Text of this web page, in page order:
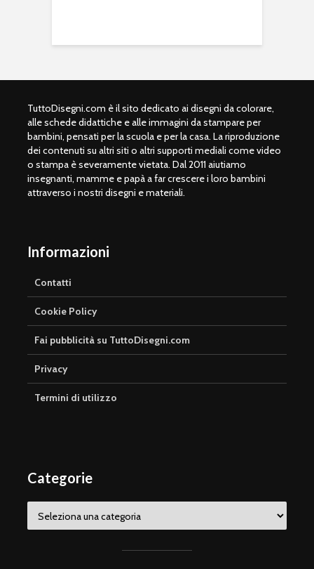
TuttoDisegni.com è il sito dedicato ai disegni da colorare,
alle schede didattiche e alle immagini da stampare per
bambini, pensati per la scuola e per la casa. La riproduzione
dei contenuti su altri siti o altri supporti mediali come video
o stampa è severamente vietata. Dal 2011 aiutiamo
insegnanti, mamme e papà a far crescere i loro bambini
attraverso i nostri disegni e materiali.
Informazioni
Contatti
Cookie Policy
Fai pubblicità su TuttoDisegni.com
Privacy
Termini di utilizzo
Categorie